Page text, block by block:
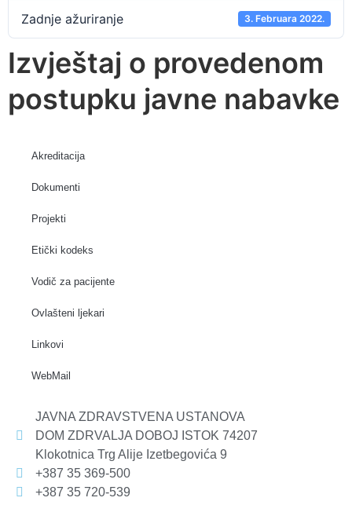
Zadnje ažuriranje 3. Februara 2022.
Izvještaj o provedenom
postupku javne nabavke
Akreditacija
Dokumenti
Projekti
Etički kodeks
Vodič za pacijente
Ovlašteni ljekari
Linkovi
WebMail
JAVNA ZDRAVSTVENA USTANOVA
DOM ZDRVALJA DOBOJ ISTOK 74207
Klokotnica Trg Alije Izetbegovića 9
+387 35 369-500
+387 35 720-539